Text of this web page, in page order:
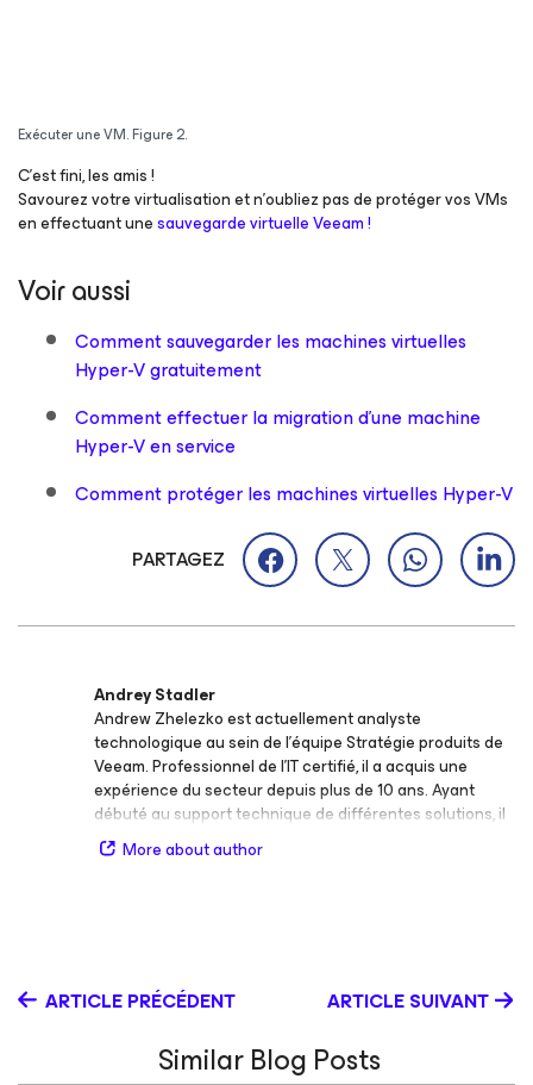
Exécuter une VM. Figure 2.
C’est fini, les amis !
Savourez votre virtualisation et n’oubliez pas de protéger vos VMs
en effectuant unesauvegarde virtuelle Veeam !
Voir aussi
Comment sauvegarder les machines virtuelles
Hyper-V gratuitement
Comment effectuer la migration d’une machine
Hyper-V en service
Comment protéger les machines virtuelles Hyper-V
PARTAGEZ
Andrey Stadler
Andrew Zhelezko est actuellement analyste
technologique au sein de l’équipe Stratégie produits de
Veeam. Professionnel de l’IT certifié, il a acquis une
expérience du secteur depuis plus de 10 ans. Ayant
débuté au support technique de différentes solutions, il
a développé une expertise pratique lui permettant de
parler le même langage que les membres de la
puissance des technologies modernes de virtualisation
More about author
ARTICLE PRÉCÉDENT ARTICLE SUIVANT
Similar Blog Posts